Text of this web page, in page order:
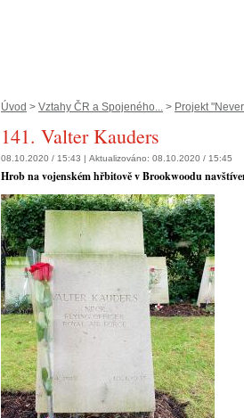
Úvod > Vztahy ČR a Spojeného... > Projekt
141. Valter Kauders
08.10.2020 / 15:43 | Aktualizováno: 08.10.2020 / 15:45
Hrob na vojenském hřbitově v Brookwoodu